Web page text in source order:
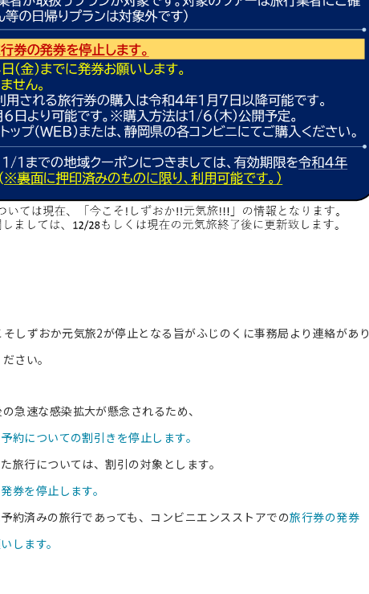
しずおか元気旅2が停止となる旨がふじのくに事務局より連絡があり
さい。
急速な感染拡大が懸念されるため、
についての割引きを停止します。
行については、割引の対象とします。
券を停止します。
約済みの旅行であっても、コンビニエンスストアでの旅行券の発券
します。